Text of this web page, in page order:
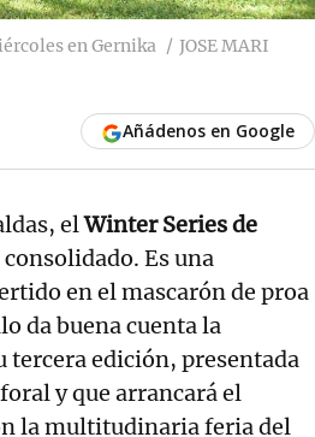
en Gernika
JOSE MARI
Añádenos en Google
elWinter Series de
Es una
en el mascarón de proa
da buena cuenta la
tercera edición, presentada
y que arrancará el
la multitudinaria feria del